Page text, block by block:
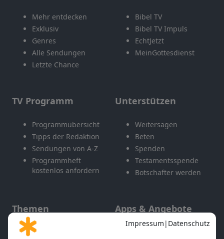
Mehr entdecken
Exklusiv
Genres
Alle Sendungen
Letzte Chance
Bibel TV
Bibel TV Impuls
EchtJetzt
MeinGottesdienst
TV Programm
Programmübersicht
Tipps der Redaktion
Sendungen von A-Z
Programmheft
kostenlos anfordern
Unterstützen
Weitersagen
Beten
Spenden
Testamentsspende
Botschafter werden
Themen
Gott und Bibel erklärt
Apps & Angebote